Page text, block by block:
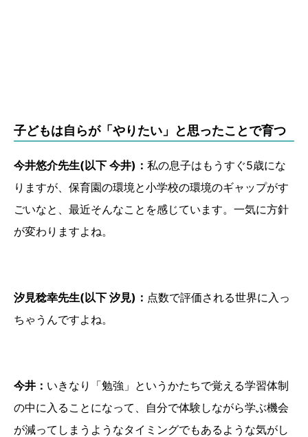
子どもは自らが「やりたい」と思ったことで育つ
今井悠介先生(以下 今井)： 私の息子はもうすぐ5歳にな
りますが、保育園の環境と小学校の環境のギャップがす
ごいなと、最近そんなことを感じています。一気に方針
が変わりますよね。
汐見稔幸先生(以下 汐見)： 点数で評価される世界に入っ
ちゃうんですよね。
今井： いきなり「勉強」というかたちで覚える学習体制
の中に入ることになって、自分で体験しながら学ぶ機会
が減ってしまうようなタイミングでもあるような気がし